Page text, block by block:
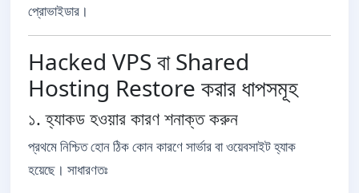
প্রোভাইডার।
Hacked VPS বা Shared
Hosting Restore করার ধাপসমূহ
১. হ্যাকড হওয়ার কারণ শনাক্ত করুন
প্রথমে নিশ্চিত হোন ঠিক কোন কারণে সার্ভার বা ওয়েবসাইট হ্যাক
হয়েছে। সাধারণতঃ